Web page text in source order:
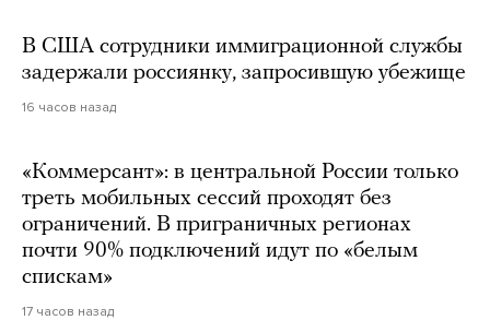
В США сотрудники иммиграционной службы
задержали россиянку, запросившую убежище
16 часов назад
«Коммерсант»: в центральной России только
треть мобильных сессий проходят без
ограничений. В приграничных регионах
почти 90% подключений идут по «белым
спискам»
17 часов назад